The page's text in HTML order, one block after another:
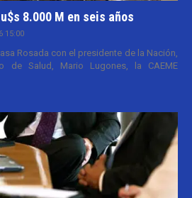
8.000 M en seis años
15:00
Rosada con el presidente de la Nación,
de Salud, Mario Lugones, la CAEME